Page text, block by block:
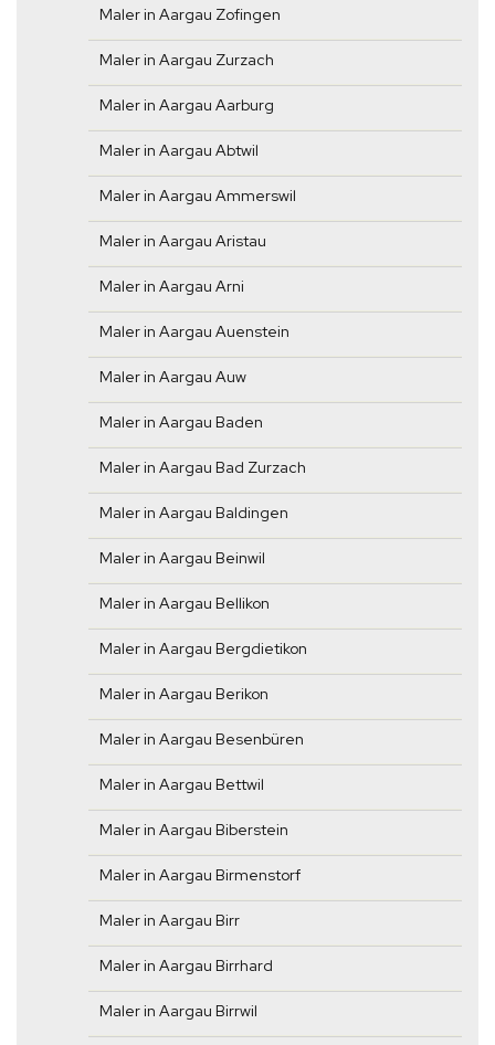
Maler in Aargau Zofingen
Maler in Aargau Zurzach
Maler in Aargau Aarburg
Maler in Aargau Abtwil
Maler in Aargau Ammerswil
Maler in Aargau Aristau
Maler in Aargau Arni
Maler in Aargau Auenstein
Maler in Aargau Auw
Maler in Aargau Baden
Maler in Aargau Bad Zurzach
Maler in Aargau Baldingen
Maler in Aargau Beinwil
Maler in Aargau Bellikon
Maler in Aargau Bergdietikon
Maler in Aargau Berikon
Maler in Aargau Besenbüren
Maler in Aargau Bettwil
Maler in Aargau Biberstein
Maler in Aargau Birmenstorf
Maler in Aargau Birr
Maler in Aargau Birrhard
Maler in Aargau Birrwil